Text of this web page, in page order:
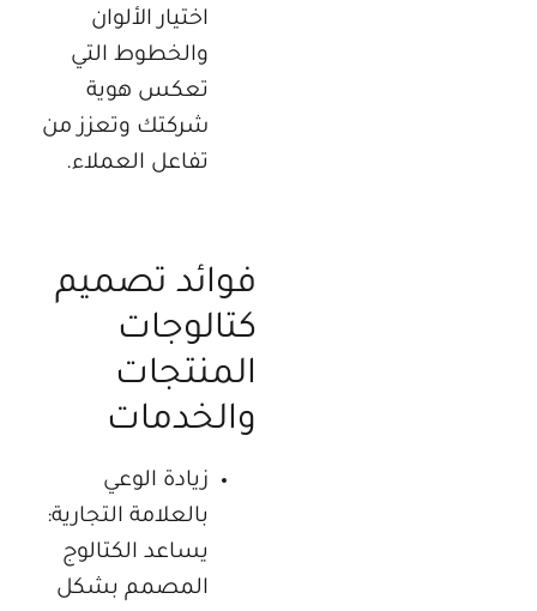
اختيار الألوان
والخطوط التي
تعكس هوية
شركتك وتعزز من
تفاعل العملاء.
فوائد تصميم
كتالوجات
المنتجات
والخدمات
زيادة الوعي
بالعلامة التجارية:
يساعد الكتالوج
المصمم بشكل